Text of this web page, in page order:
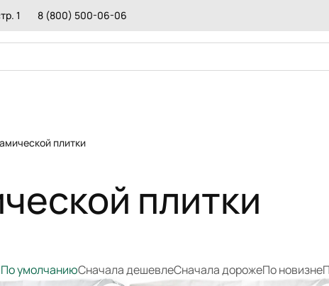
1 8 (800) 500-06-06
И КАМНЯ
ГЕРМЕТИКИ
СМЕСИ ДЛЯ БРУСЧАТКИ
плитки
плитки
По умолчаниюСначала дешевлеСначала дорожеПо новизне